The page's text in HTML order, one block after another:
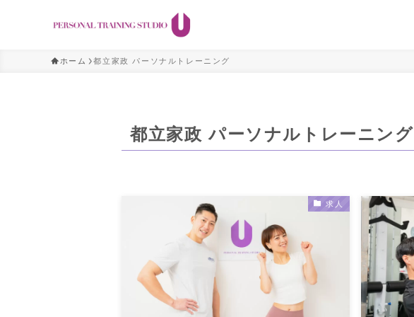
ホーム 都立家政 パーソナルトレーニング
都立家政 パーソナルトレーニング
求人